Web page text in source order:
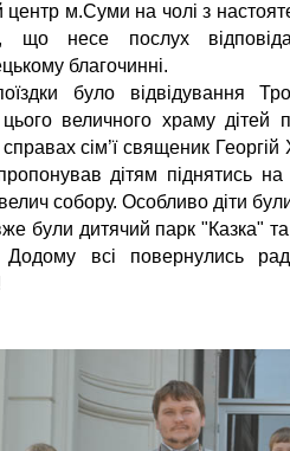
центр м.Суми на чолі з
що несе послух
благочинні.
було відвідування
цього величного храму дітей
справах сім’ї священик
дітям піднятись
собору. Особливо діти
були дитячий парк "Казка"
Додому всі повернулись